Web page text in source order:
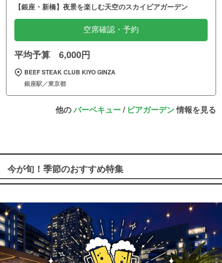
【銀座・新橋】夜景を楽しむ天空のスカイビアガーデン
空席確認・予約
平均予算 6,000円
BEEF STEAK CLUB KIYO GINZA
銀座駅／東京都
他のバーベキュー/ ビアガーデン情報を見る
今が旬！季節のおすすめ特集